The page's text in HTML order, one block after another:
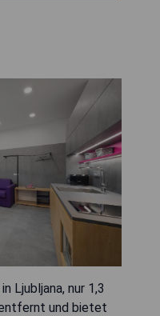
Ljubljana, nur 1,3
und bietet